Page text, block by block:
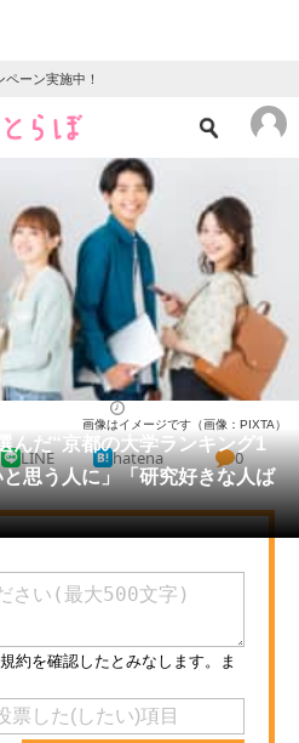
ーン実施中！
クイズ
地域
教育・育児
リサーチ
んだ“京都の大学ランキング1
思う人に」「研究好きな人ば
画像はイメージです（画像：PIXTA）
LINE hatena 0